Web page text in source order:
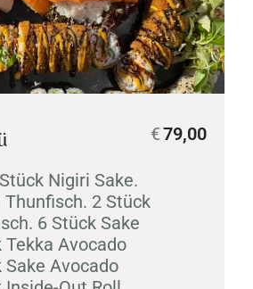
Nigiri Sake.
Thunfisch. 2 Stück
6 Stück Sake
Tekka Avocado
Sake Avocado
79,00
€